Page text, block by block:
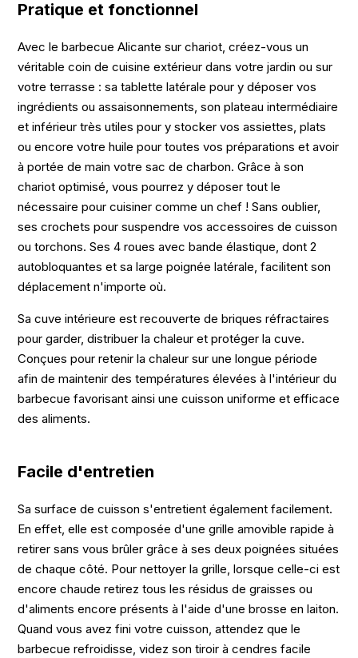
Pratique et fonctionnel
Avec le barbecue Alicante sur chariot, créez-vous un
véritable coin de cuisine extérieur dans votre jardin ou sur
votre terrasse : sa tablette latérale pour y déposer vos
ingrédients ou assaisonnements, son plateau intermédiaire
et inférieur très utiles pour y stocker vos assiettes, plats
ou encore votre huile pour toutes vos préparations et avoir
à portée de main votre sac de charbon. Grâce à son
chariot optimisé, vous pourrez y déposer tout le
nécessaire pour cuisiner comme un chef ! Sans oublier,
ses crochets pour suspendre vos accessoires de cuisson
ou torchons. Ses 4 roues avec bande élastique, dont 2
autobloquantes et sa large poignée latérale, facilitent son
déplacement n'importe où.
Sa cuve intérieure est recouverte de briques réfractaires
pour garder, distribuer la chaleur et protéger la cuve.
Conçues pour retenir la chaleur sur une longue période
afin de maintenir des températures élevées à l'intérieur du
barbecue favorisant ainsi une cuisson uniforme et efficace
des aliments.
Facile d'entretien
Sa surface de cuisson s'entretient également facilement.
En effet, elle est composée d'une grille amovible rapide à
retirer sans vous brûler grâce à ses deux poignées situées
de chaque côté. Pour nettoyer la grille, lorsque celle-ci est
encore chaude retirez tous les résidus de graisses ou
d'aliments encore présents à l'aide d'une brosse en laiton.
Quand vous avez fini votre cuisson, attendez que le
barbecue refroidisse, videz son tiroir à cendres facile